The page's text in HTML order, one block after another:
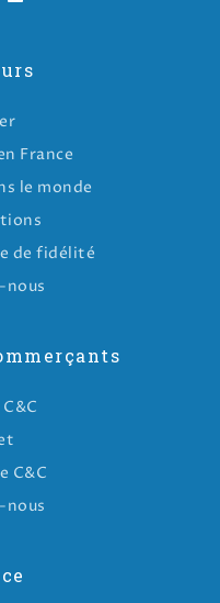
France
le monde
de fidélité
nous
C&C
nous